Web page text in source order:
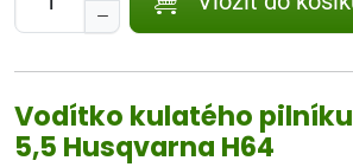
Vodítko kulatého pilníku
5,5 Husqvarna H64